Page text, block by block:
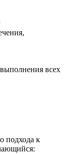
всех
подхода к